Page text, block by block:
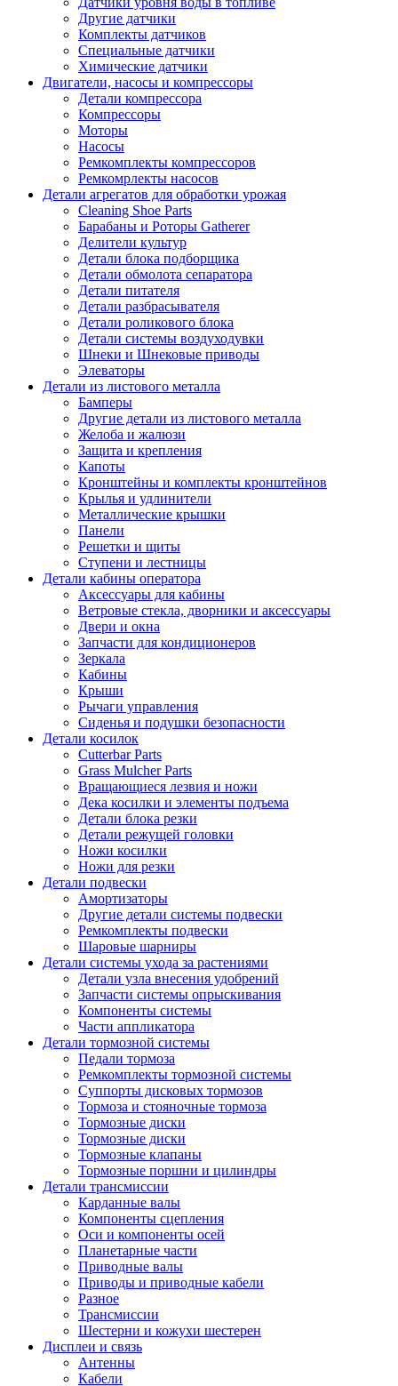
Другие датчики
Комплекты датчиков
Специальные датчики
Химические датчики
Двигатели, насосы и компрессоры
Детали компрессора
Компрессоры
Моторы
Насосы
Ремкомплекты компрессоров
Ремкомрлекты насосов
Детали агрегатов для обработки урожая
Cleaning Shoe Parts
Барабаны и Роторы Gatherer
Делители культур
Детали блока подборщика
Детали обмолота сепаратора
Детали питателя
Детали разбрасывателя
Детали роликового блока
Детали системы воздуходувки
Шнеки и Шнековые приводы
Элеваторы
Детали из листового металла
Бамперы
Другие детали из листового металла
Желоба и жалюзи
Защита и крепления
Капоты
Кронштейны и комплекты кронштейнов
Крылья и удлинители
Металлические крышки
Панели
Решетки и щиты
Ступени и лестницы
Детали кабины оператора
Аксессуары для кабины
Ветровые стекла, дворники и аксессуары
Двери и окна
Запчасти для кондиционеров
Зеркала
Кабины
Крыши
Рычаги управления
Сиденья и подушки безопасности
Детали косилок
Cutterbar Parts
Grass Mulcher Parts
Вращающиеся лезвия и ножи
Дека косилки и элементы подъема
Детали блока резки
Детали режущей головки
Ножи косилки
Ножи для резки
Детали подвески
Амортизаторы
Другие детали системы подвески
Ремкомплекты подвески
Шаровые шарниры
Детали системы ухода за растениями
Детали узла внесения удобрений
Запчасти системы опрыскивания
Компоненты системы
Части аппликатора
Детали тормозной системы
Педали тормоза
Ремкомплекты тормозной системы
Суппорты дисковых тормозов
Тормоза и стояночные тормоза
Тормозные диски
Тормозные диски
Тормозные клапаны
Тормозные поршни и цилиндры
Детали трансмиссии
Карданные валы
Компоненты сцепления
Оси и компоненты осей
Планетарные части
Приводные валы
Приводы и приводные кабели
Разное
Трансмиссии
Шестерни и кожухи шестерен
Дисплеи и связь
Антенны
Кабели